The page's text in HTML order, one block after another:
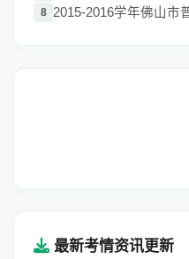
8 2015-2016学年佛山市
最新考情资讯更新